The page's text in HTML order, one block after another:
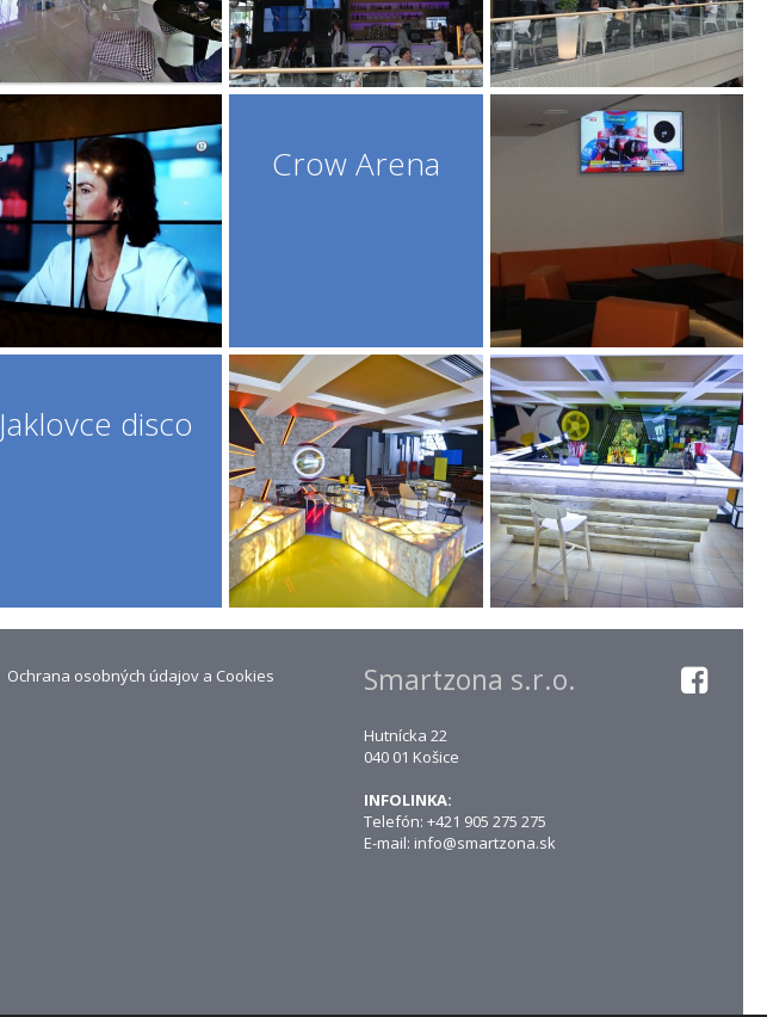
Crow Arena
Jaklovce disco
Ochrana osobných údajov a Cookies Smartzona s.r.o.
Hutnícka 22
040 01 Košice
INFOLINKA:
Telefón: +421 905 275 275
E-mail: info@smartzona.sk